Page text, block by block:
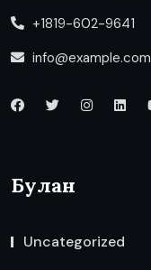
+1819-602-9641
info@example.com
Булан
Uncategorized